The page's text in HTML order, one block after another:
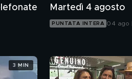
Martedì 4 agosto
PUNTATA INTERA 04 ago
3 MIN